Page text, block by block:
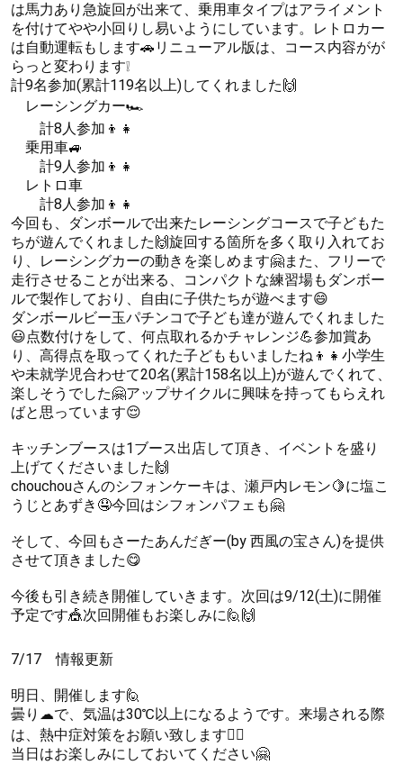
は馬力あり急旋回が出来て、乗用車タイプはアライメント
を付けてやや小回りし易いようにしています。レトロカー
は自動運転もします🚗リニューアル版は、コース内容がが
らっと変わります❕
計9名参加(累計119名以上)してくれました🙌
レーシングカー🏎
計8人参加👦👧
乗用車🚙
計9人参加👦👧
レトロ車
計8人参加👦👧
今回も、ダンボールで出来たレーシングコースで子どもた
ちが遊んでくれました🙌旋回する箇所を多く取り入れてお
り、レーシングカーの動きを楽しめます🤗また、フリーで
走行させることが出来る、コンパクトな練習場もダンボー
ルで製作しており、自由に子供たちが遊べます😄
ダンボールビー玉パチンコで子ども達が遊んでくれました
😃点数付けをして、何点取れるかチャレンジ💪参加賞あ
り、高得点を取ってくれた子どももいましたね👦👧小学生
や未就学児合わせて20名(累計158名以上)が遊んでくれて、
楽しそうでした🤗アップサイクルに興味を持ってもらえれ
ばと思っています😌
キッチンブースは1ブース出店して頂き、イベントを盛り
上げてくださいました🙌
chouchouさんのシフォンケーキは、瀬戸内レモン🍋に塩こ
うじとあずき🤤今回はシフォンパフェも🤗
そして、今回もさーたあんだぎー(by 西風の宝さん)を提供
させて頂きました😋
今後も引き続き開催していきます。次回は9/12(土)に開催
予定です🎪次回開催もお楽しみに🙋🙌
7/17 情報更新
明日、開催します🙋
曇り☁で、気温は30℃以上になるようです。来場される際
は、熱中症対策をお願い致します🙇‍♀
当日はお楽しみにしておいてください🤗